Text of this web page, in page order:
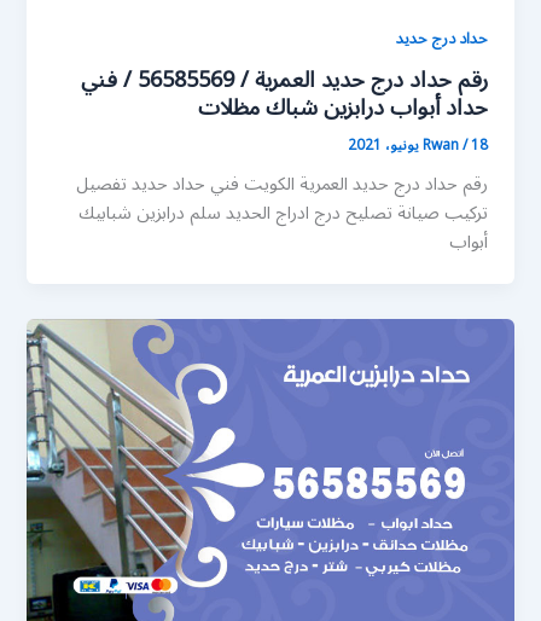
حداد درج حديد
رقم حداد درج حديد العمرية / 56585569 / فني
حداد أبواب درابزين شباك مظلات
Rwan/18 يونيو، 2021
رقم حداد درج حديد العمرية الكويت فني حداد حديد تفصيل
تركيب صيانة تصليح درج ادراج الحديد سلم درابزين شبابيك
أبواب